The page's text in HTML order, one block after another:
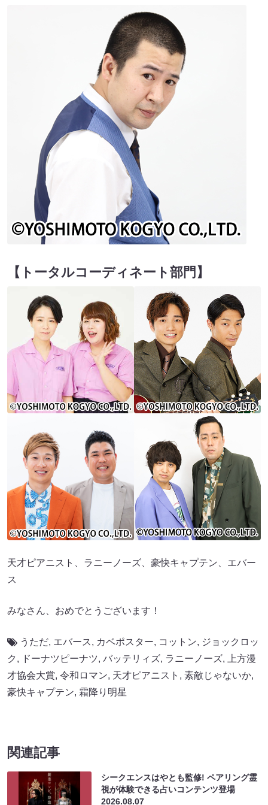
【トータルコーディネート部門】
天才ピアニスト、ラニーノーズ、豪快キャプテン、エバー
ス
みなさん、おめでとうございます！
うただ, エバース, カベポスター, コットン, ジョックロッ
ク , ドーナツピーナツ, バッテリィズ, ラニーノーズ,
上方漫
才協会大賞, 令和ロマン, 天才ピアニスト , 素敵じゃないか,
豪快キャプテン, 霜降り明星
関連記事
シークエンスはやとも監修! ペアリング霊
視が体験できる占いコンテンツ登場
2026.08.07